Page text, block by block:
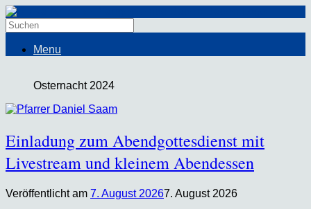
Menu
Osternacht 2024
Einladung zum Abendgottesdienst mit
Livestream und kleinem Abendessen
Veröffentlicht am 7. August 20267. August 2026